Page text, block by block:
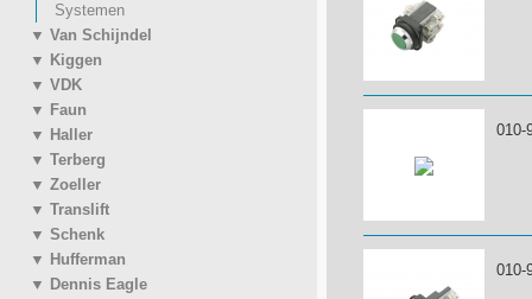
Systemen
▼ Van Schijndel
▼ Kiggen
▼ VDK
▼ Faun
▼ Haller
▼ Terberg
▼ Zoeller
▼ Translift
▼ Schenk
▼ Hufferman
▼ Dennis Eagle
010-
010-